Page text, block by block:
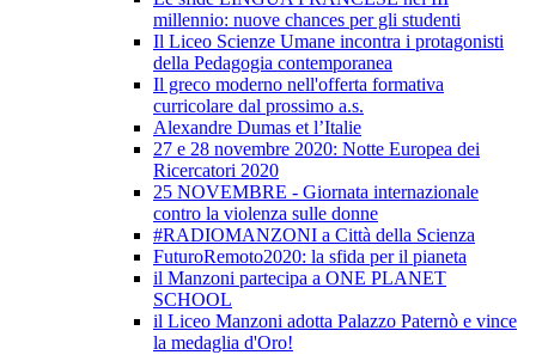
millennio: nuove chances per gli studenti
Il Liceo Scienze Umane incontra i protagonisti
della Pedagogia contemporanea
Il greco moderno nell'offerta formativa
curricolare dal prossimo a.s.
Alexandre Dumas et l’Italie
27 e 28 novembre 2020: Notte Europea dei
Ricercatori 2020
25 NOVEMBRE - Giornata internazionale
contro la violenza sulle donne
#RADIOMANZONI a Città della Scienza
FuturoRemoto2020: la sfida per il pianeta
il Manzoni partecipa a ONE PLANET
SCHOOL
il Liceo Manzoni adotta Palazzo Paternò e vince
la medaglia d'Oro!